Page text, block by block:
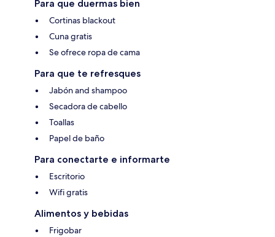
Para que duermas bien
Cortinas blackout
Cuna gratis
Se ofrece ropa de cama
Para que te refresques
Jabón and shampoo
Secadora de cabello
Toallas
Papel de baño
Para conectarte e informarte
Escritorio
Wifi gratis
Alimentos y bebidas
Frigobar